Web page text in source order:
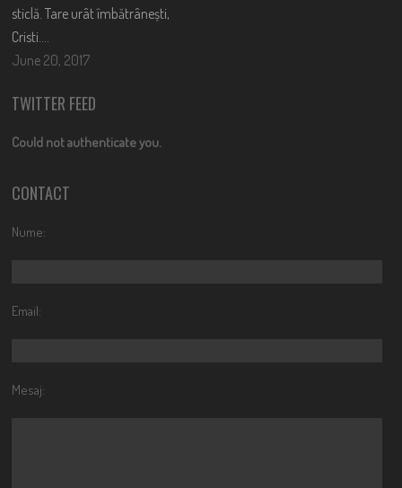
sticlă. Tare urât îmbătrânești,
Cristi….
June 20, 2017
TWITTER FEED
Could not authenticate you.
CONTACT
Nume:
Email:
Mesaj: